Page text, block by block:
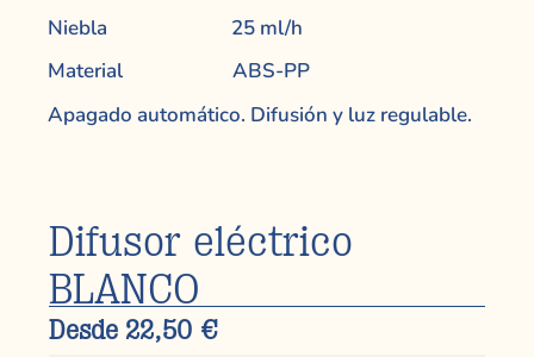
Niebla 25 ml/h
Material ABS-PP
Apagado automático. Difusión y luz regulable.
Difusor eléctrico
BLANCO
Desde 22,50 €